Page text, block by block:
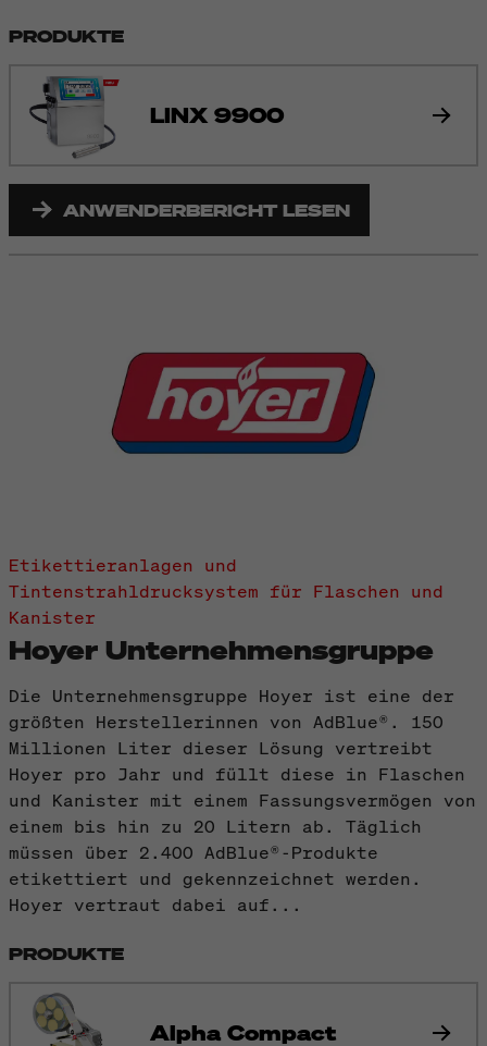
PRODUKTE
LINX 9900
ANWENDERBERICHT LESEN
Etikettieranlagen und
Tintenstrahldrucksystem für Flaschen und
Kanister
Hoyer Unternehmensgruppe
Die Unternehmensgruppe Hoyer ist eine der
größten Herstellerinnen von AdBlue®. 150
Millionen Liter dieser Lösung vertreibt
Hoyer pro Jahr und füllt diese in Flaschen
und Kanister mit einem Fassungsvermögen von
einem bis hin zu 20 Litern ab. Täglich
müssen über 2.400 AdBlue®-Produkte
etikettiert und gekennzeichnet werden.
Hoyer vertraut dabei auf...
PRODUKTE
Alpha Compact